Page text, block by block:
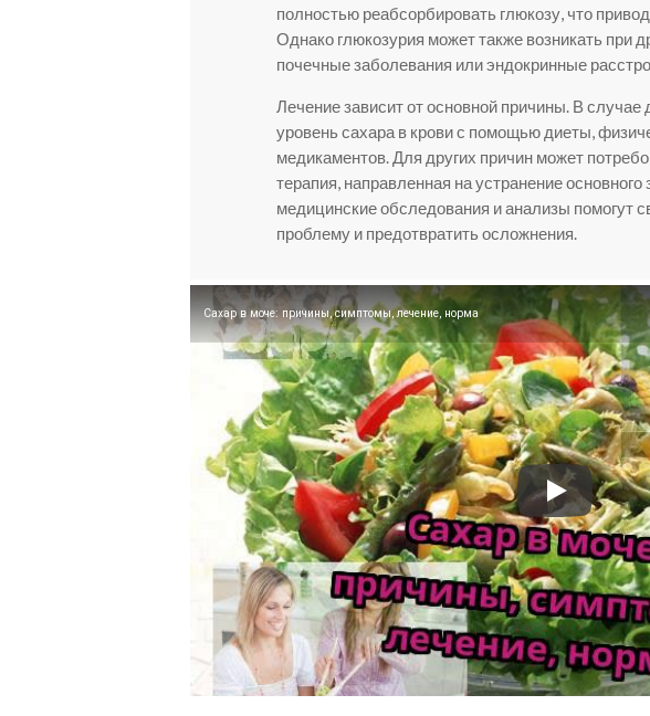
полностью реабсорбировать глюкозу, что
Однако глюкозурия может также возникать при
почечные заболевания или эндокринные
Лечение зависит от основной причины. В случае
уровень сахара в крови с помощью диеты,
медикаментов. Для других причин может
терапия, направленная на устранение
медицинские обследования и анализы помогут
проблему и предотвратить осложнения.
Сахар в моче: причины, симптомы, лечение, норма